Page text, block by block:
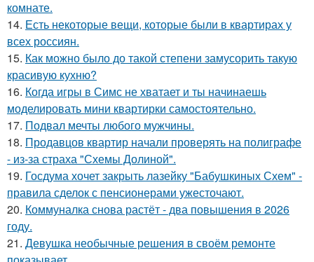
комнате.
14. Есть некоторые вещи, которые были в квартирах у
всех россиян.
15. Как можно было до такой степени замусорить такую
красивую кухню?
16. Когда игры в Симс не хватает и ты начинаешь
моделировать мини квартирки самостоятельно.
17. Подвал мечты любого мужчины.
18. Продавцов квартир начали проверять на полиграфе
- из-за страха "Схемы Долиной".
19. Госдума хочет закрыть лазейку "Бабушкиных Схем" -
правила сделок с пенсионерами ужесточают.
20. Коммуналка снова растёт - два повышения в 2026
году.
21. Девушка необычные решения в своём ремонте